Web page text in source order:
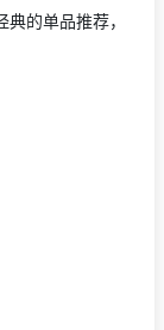
的单品推荐，